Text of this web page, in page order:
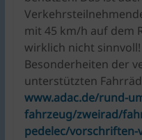
mit 45 km/h auf dem
wirklich nicht
Besonderheiten der
unterstützten
www.adac.de/rund-
fahrzeug/zweirad/
pedelec/